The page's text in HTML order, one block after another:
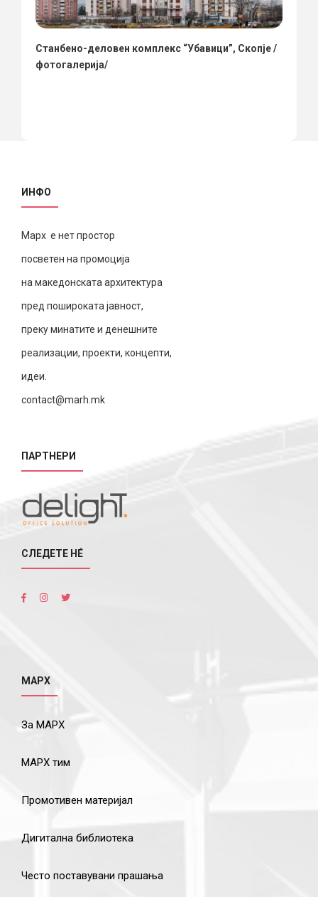
Станбено-деловен комплекс “Убавици”, Скопје /
фотогалерија/
ИНФО
Марх е нет простор
посветен на промоција
на македонската архитектура
пред пошироката јавност,
преку минатите и денешните
реализации, проекти, концепти,
идеи.
contact@marh.mk
ПАРТНЕРИ
СЛЕДЕТЕ НÉ
МАРХ
За МАРХ
МАРХ тим
Промотивен материјал
Дигитална библиотека
Често поставувани прашања